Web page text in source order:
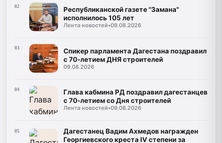
02
Республиканской газете "Замана"
исполнилось 105 лет
Лента новостей•09.08.2026
03
Спикер парламента Дагестана поздравил
с 70-летием ДНЯ строителей
09.08.2026
04
Глава кабмина РД поздравил дагестанцев
с 70-летием со Дня строителей
Лента новостей•09.08.2026
05
Дагестанец Вадим Ахмедов награжден
Георгиевского креста IV степени за